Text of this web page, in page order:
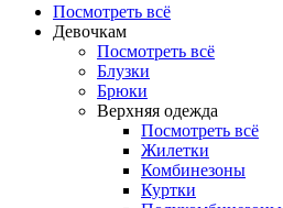
Посмотреть всё
Девочкам
Посмотреть всё
Блузки
Брюки
Верхняя одежда
Посмотреть всё
Жилетки
Комбинезоны
Куртки